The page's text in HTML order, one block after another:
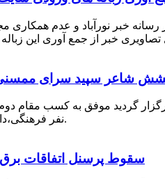
خبر نورآباد و عدم همکاری
شاعر سپید سرای
گردید موفق به کسب مقام
نفر فرهنگی،دانشجو و دانش آموز شد.
سقوط پرسنل اتفاقات